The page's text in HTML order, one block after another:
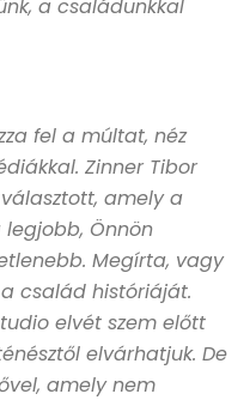
a családunkkal
fel a múltat, néz
Zinner Tibor
amely a
Önnön
Megírta, vagy
család históriáját.
elvét szem előtt
elvárhatjuk. De
amely nem